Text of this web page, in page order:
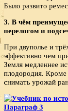
Было развито
3. В чём
перелогом и
При двуполье и
эффективно чем
Земля медленнее
плодородия. Кроме
снимать урожай